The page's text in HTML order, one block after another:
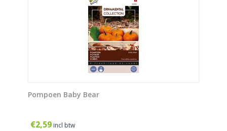
Pompoen Baby Bear
€2,59 incl btw